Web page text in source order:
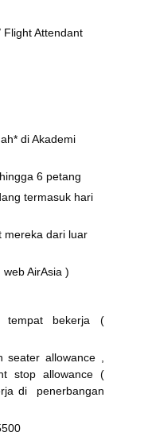
Flight Attendant
di Akademi
6 petang
termasuk hari
mereka dari luar
AirAsia )
tempat bekerja (
allowance ,
stop allowance (
di penerbangan